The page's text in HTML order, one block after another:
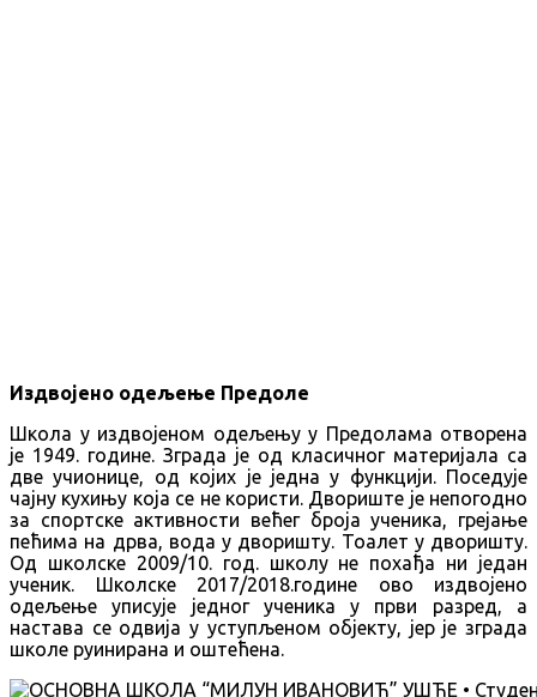
Издвојено одељење Предоле
Школа у издвојеном одељењу у Предолама отворена
је 1949. године. Зграда је од класичног материјала са
две учионице, од којих је једна у функцији. Поседује
чајну кухињу која се не користи. Двориште је непогодно
за спортске активности већег броја ученика, грејање
пећима на дрва, вода у дворишту. Тоалет у дворишту.
Од школске 2009/10. год. школу не похађа ни један
ученик. Школске 2017/2018.године ово издвојено
одељење уписује једног ученика у први разред, а
настава се одвија у уступљеном објекту, јер је зграда
школе руинирана и оштећена.